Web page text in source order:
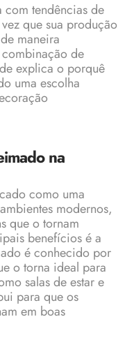
com tendências de
que sua produção
maneira
de
explica o porquê
uma escolha
na
como uma
modernos,
que o tornam
benefícios é a
é conhecido por
o torna ideal para
salas de estar e
para que os
em boas